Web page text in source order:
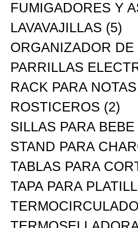
FUMIGADORES Y
LAVAVAJILLAS (5)
ORGANIZADOR
PARRILLAS
RACK PARA NOTAS
ROSTICEROS (2)
SILLAS PARA BEBE
STAND PARA
TABLAS PARA
TAPA PARA